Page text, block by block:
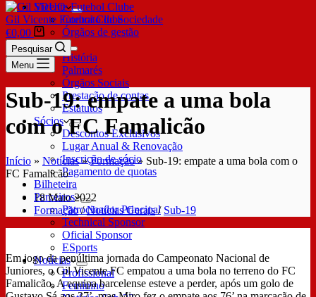
SDUQ
Contrato de Sociedade
Órgãos de gestão
Clube
História
Palmarés
Órgãos Sociais
Prestação de contas
Estatutos
Sócios
Descontos Exclusivos
Lugar Anual & Renovação
Inscrição de sócio
Pagamento de quotas
Bilheteira
Parceiros
Patrocinador Principal
Technical Sponsor
Oficial Sponsor
ESports
Notícias
Profissional
Feminino
Gil Vicente Futebol Clube
€0,00
Pesquisar
Menu
Sub-19: empate a uma bola
com o FC Famalicão
Início » Notícias»Formação» Sub-19: empate a uma bola com o
FC Famalicão
18 Maio 2022
Formação/Notícias Gerais/ Sub-19
Em jogo da penúltima jornada do Campeonato Nacional de
Juniores, o Gil Vicente FC empatou a uma bola no terreno do FC
Famalicão. A equipa barcelense esteve a perder, após um golo de